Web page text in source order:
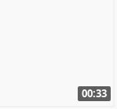
00:33